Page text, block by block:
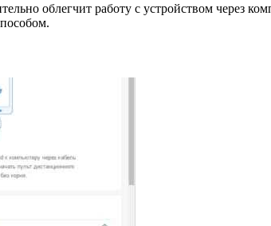
облегчит работу с устройством через